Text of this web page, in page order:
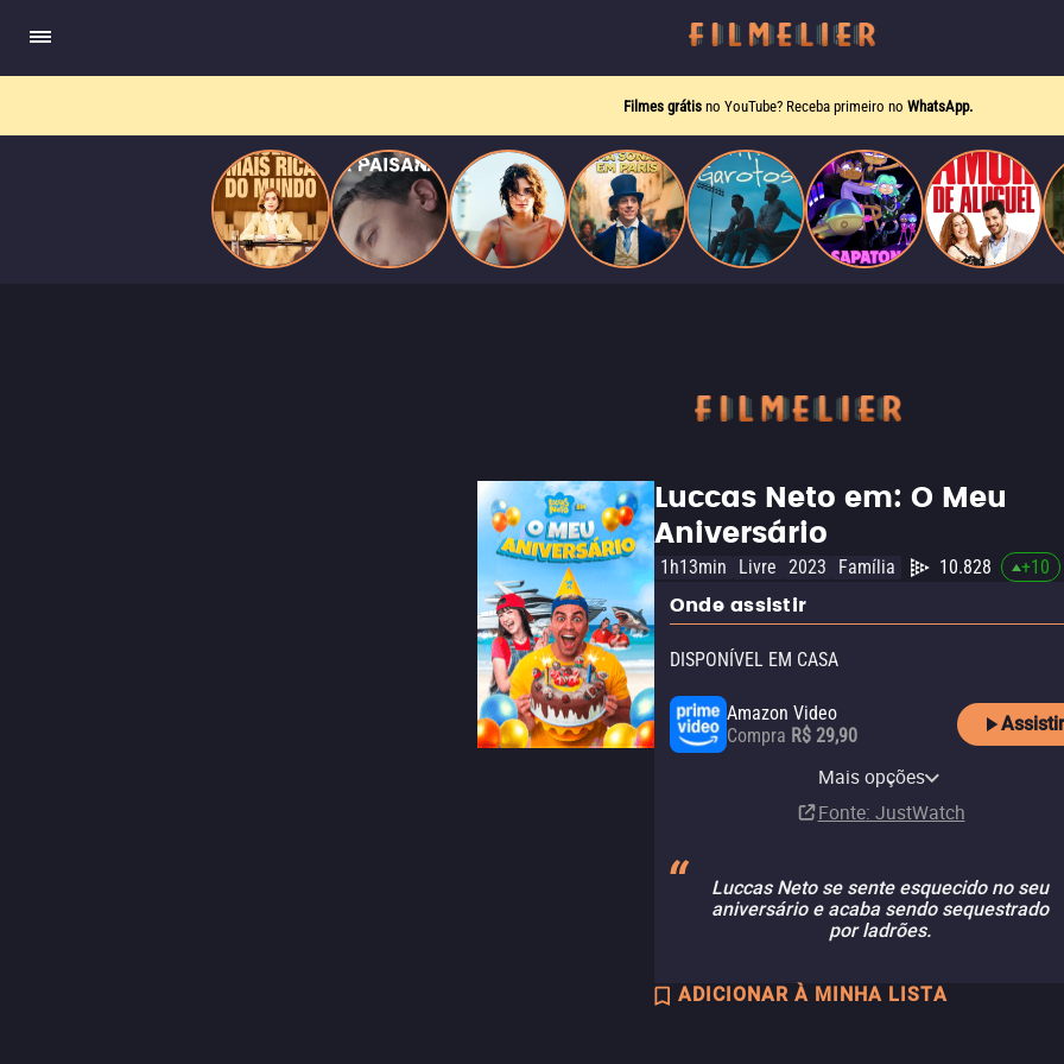
Filmes grátis no YouTube? Receba primeiro no WhatsApp.
Luccas Neto em: O Meu
Aniversário
1h13min Livre 2023 Família 10.828 +10
Onde assistir
DISPONÍVEL EM CASA
Amazon Video
Compra R$ 29,90
Assistir
Apple TV Store
R$ 29,90
Claro TV+
Vivo Play
Netflix
Assinatura
Netflix Standard with Ads
AssinaturaMais opções
Fonte: JustWatch
Luccas Neto se sente esquecido no seu
aniversário e acaba sendo sequestrado
por ladrões.
ADICIONAR À MINHA LISTA
do
Mundo